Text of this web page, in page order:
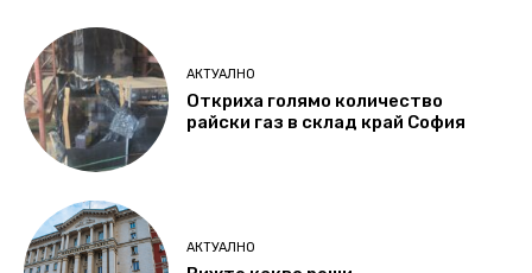
АКТУАЛНО
Откриха голямо количество
райски газ в склад край София
АКТУАЛНО